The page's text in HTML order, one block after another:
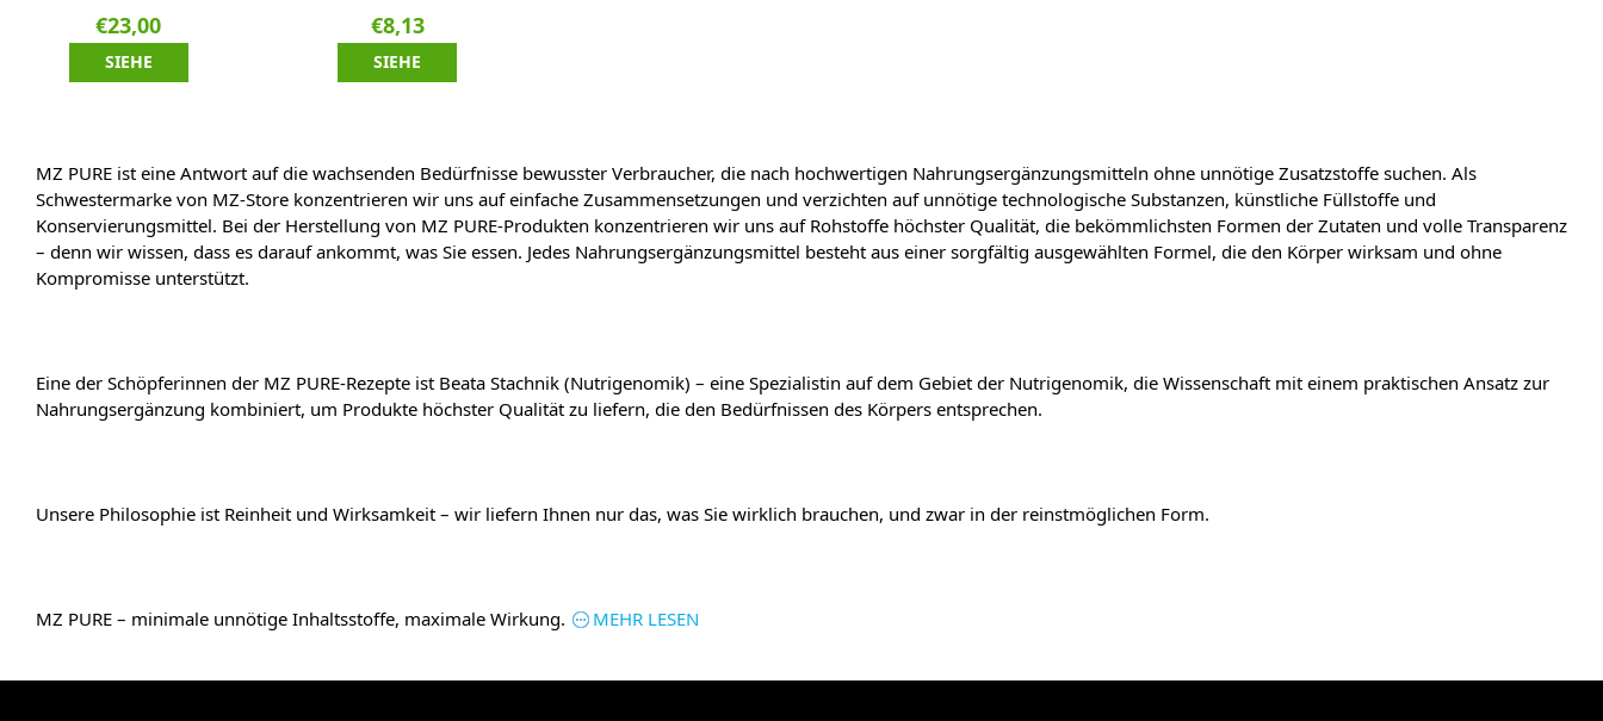
€23,00
SIEHE
€8,13
SIEHE
MZ PURE ist eine Antwort auf die wachsenden Bedürfnisse bewusster Verbraucher, die nach hochwertigen Nahrungsergänzungsmitteln ohne unnötige Zusatzstoffe suchen. Als
Schwestermarke von MZ-Store konzentrieren wir uns auf einfache Zusammensetzungen und verzichten auf unnötige technologische Substanzen, künstliche Füllstoffe und
Konservierungsmittel. Bei der Herstellung von MZ PURE-Produkten konzentrieren wir uns auf Rohstoffe höchster Qualität, die bekömmlichsten Formen der Zutaten und volle Transparenz
– denn wir wissen, dass es darauf ankommt, was Sie essen. Jedes Nahrungsergänzungsmittel besteht aus einer sorgfältig ausgewählten Formel, die den Körper wirksam und ohne
Kompromisse unterstützt.
Eine der Schöpferinnen der MZ PURE-Rezepte ist Beata Stachnik (Nutrigenomik) – eine Spezialistin auf dem Gebiet der Nutrigenomik, die Wissenschaft mit einem praktischen Ansatz zur
Nahrungsergänzung kombiniert, um Produkte höchster Qualität zu liefern, die den Bedürfnissen des Körpers entsprechen.
Unsere Philosophie ist Reinheit und Wirksamkeit – wir liefern Ihnen nur das, was Sie wirklich brauchen, und zwar in der reinstmöglichen Form.
MZ PURE – minimale unnötige Inhaltsstoffe, maximale Wirkung. MEHR LESEN